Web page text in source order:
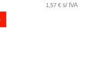
1,57 € s/ IVA